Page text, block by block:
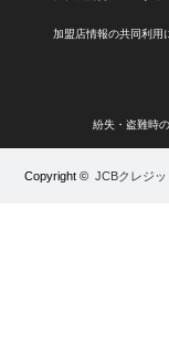
加盟店情報の共同利用
紛失・盗難時
Copyright © JCBクレジ